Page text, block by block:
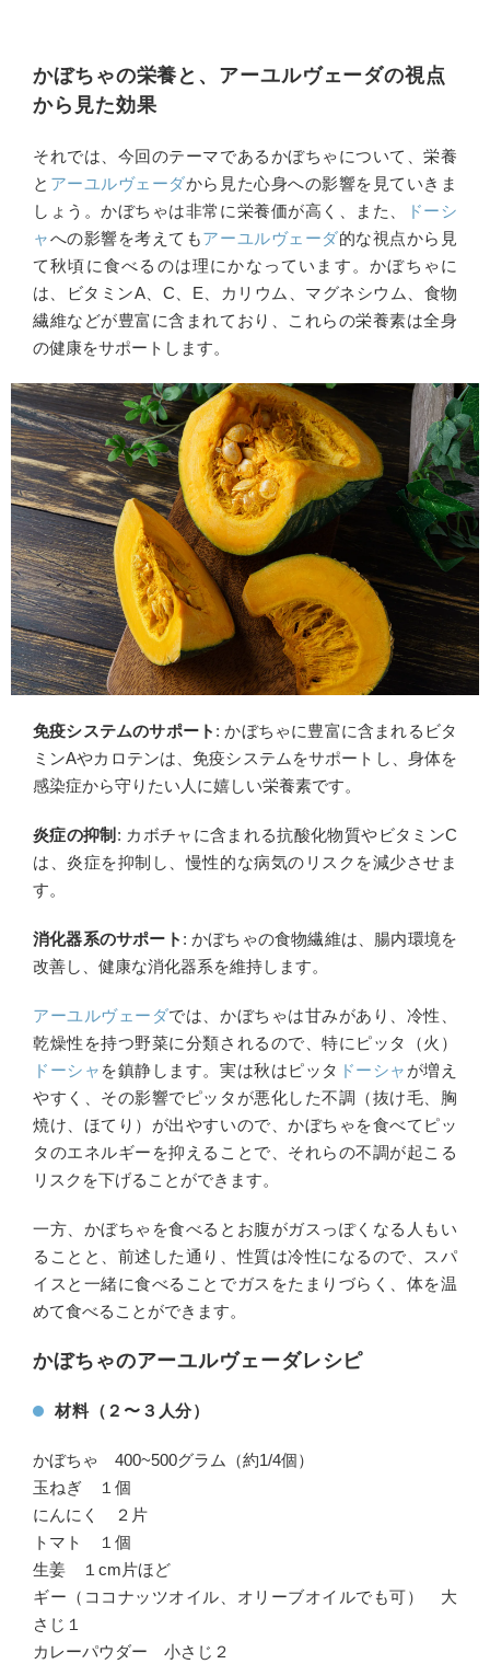
かぼちゃの栄養と、アーユルヴェーダの視点
から見た効果
それでは、今回のテーマであるかぼちゃについて、栄養
と アーユルヴェーダから見た心身への影響を見ていきま
しょう。かぼちゃは非常に栄養価が高く、また、
ドーシ
ャへの影響を考えてもアーユルヴェーダ的な視点から見
て秋頃に食べるのは理にかなっています。かぼちゃに
は、ビタミンA、C、E、カリウム、マグネシウム、食物
繊維などが豊富に含まれており、これらの栄養素は全身
の健康をサポートします。
免疫システムのサポート : かぼちゃに豊富に含まれるビタ
ミンAやカロテンは、免疫システムをサポートし、身体を
感染症から守りたい人に嬉しい栄養素です。
炎症の抑制 : カボチャに含まれる抗酸化物質やビタミンC
は、炎症を抑制し、慢性的な病気のリスクを減少させま
す。
消化器系のサポート : かぼちゃの食物繊維は、腸内環境を
改善し、健康な消化器系を維持します。
アーユルヴェーダでは、かぼちゃは甘みがあり、冷性、
乾燥性を持つ野菜に分類されるので、特にピッタ（火）
ドーシャ を鎮静します。実は秋はピッタ ドーシャ が増え
やすく、その影響でピッタが悪化した不調（抜け毛、胸
焼け、ほてり）が出やすいので、かぼちゃを食べてピッ
タのエネルギーを抑えることで、それらの不調が起こる
リスクを下げることができます。
一方、かぼちゃを食べるとお腹がガスっぽくなる人もい
ることと、前述した通り、性質は冷性になるので、スパ
イスと一緒に食べることでガスをたまりづらく、体を温
めて食べることができます。
かぼちゃのアーユルヴェーダレシピ
材料（２〜３人分）
かぼちゃ 400~500グラム（約1/4個）
玉ねぎ １個
にんにく ２片
トマト １個
生姜 １cm片ほど
ギー（ココナッツオイル、オリーブオイルでも可） 大
さじ１
カレーパウダー 小さじ２